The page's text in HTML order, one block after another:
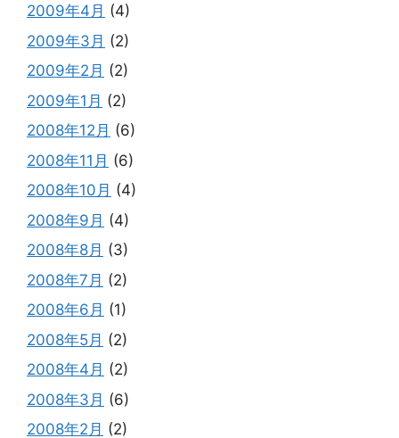
2009年4月 (4)
2009年3月 (2)
2009年2月 (2)
2009年1月 (2)
2008年12月 (6)
2008年11月 (6)
2008年10月 (4)
2008年9月 (4)
2008年8月 (3)
2008年7月 (2)
2008年6月 (1)
2008年5月 (2)
2008年4月 (2)
2008年3月 (6)
2008年2月 (2)